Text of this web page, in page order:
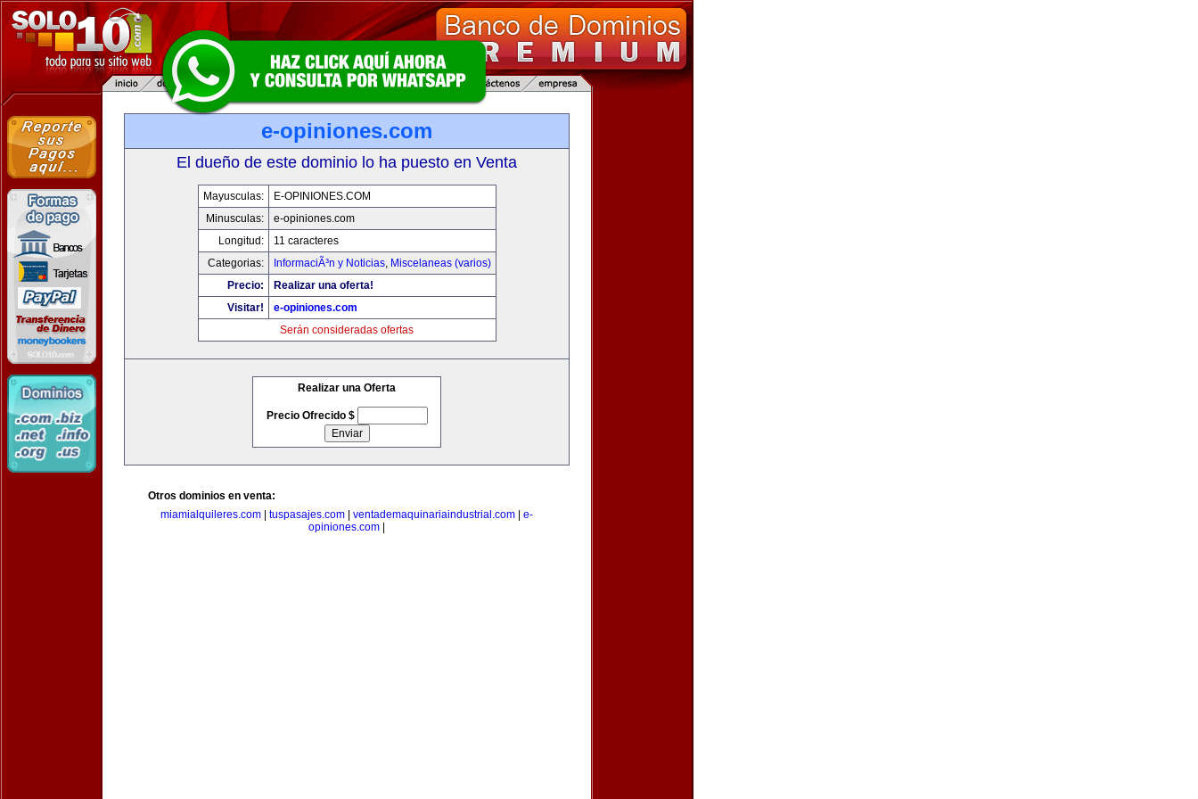
e-opiniones.com
El dueño de este dominio lo ha puesto en Venta
Mayusculas:
E-OPINIONES.COM
Minusculas:
e-opiniones.com
Longitud:
11 caracteres
Categorias:
InformaciÃ³n y Noticias, Miscelaneas (varios)
Precio:
Realizar una oferta!
Visitar!
e-opiniones.com
Serán consideradas ofertas
Realizar una Oferta
Precio Ofrecido $
Otros dominios en venta:
miamialquileres.com
tuspasajes.com ventademaquinariaindustrial.com
e-
opiniones.com